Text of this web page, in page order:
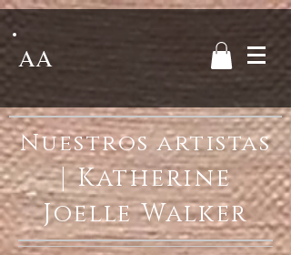
AA
Nuestros artistas
| Katherine
Joelle Walker